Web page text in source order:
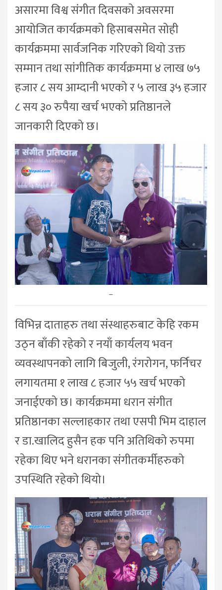
असारमा विश्व संगीत दिवसको अवसरमा
आयोजित कार्यक्रमको हिसाबसमेत सोही
कार्यक्रममा सार्वजनिक गरिएको थियो उक्त
सम्मान तथा सांगीतिक कार्यक्रममा ४ लाख ७५
हजार ८ सय आम्दानी भएको र ५ लाख ३५ हजार
८ सय ३० रुपैया खर्च भएको प्रतिष्ठानले
जानकारी दिएको छ।
–
विभिन्न दाताहरु तथा संस्थाहरुबाट केहि रकम
उठ्न बाँकी रहेको र नयाँ कार्यलय भवन
व्यवस्थापनको लागि बिजुली, रंगरोगन, फर्निचर
लगायतमा १ लाख ८ हजार ५५ खर्च भएको
जनाईएको छ। कार्यक्रममा धरान संगीत
प्रतिष्ठानका सल्लाहकार तथा एसपी भिम दाहाल
र डा.खालिद हुसैन हक पनि अतिथिको रुपमा
रहेका थिए भने धरानका संगीतकर्मीहरुको
उपस्थिति रहेको थियो।